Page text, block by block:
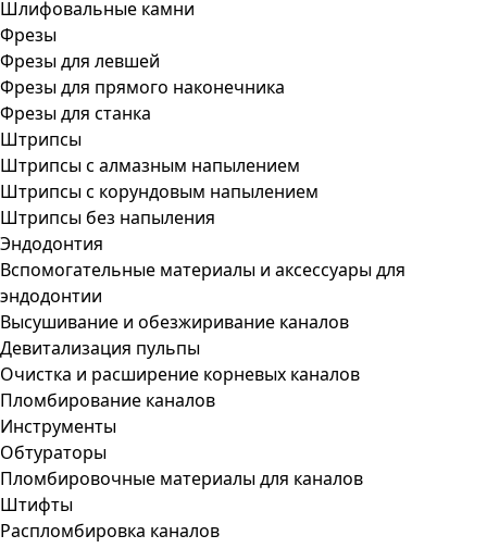
Шлифовальные камни
Фрезы
Фрезы для левшей
Фрезы для прямого наконечника
Фрезы для станка
Штрипсы
Штрипсы c алмазным напылением
Штрипсы c корундовым напылением
Штрипсы без напыления
Эндодонтия
Вспомогательные материалы и аксессуары для
эндодонтии
Высушивание и обезжиривание каналов
Девитализация пульпы
Очистка и расширение корневых каналов
Пломбирование каналов
Инструменты
Обтураторы
Пломбировочные материалы для каналов
Штифты
Распломбировка каналов